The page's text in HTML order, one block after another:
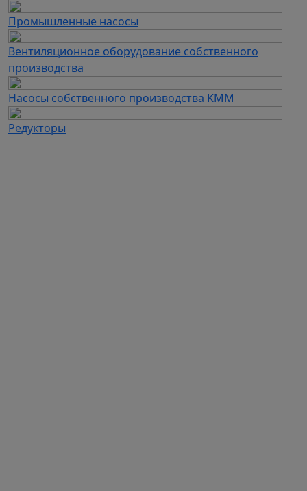
Промышленные насосы
Вентиляционное оборудование собственного
производства
Насосы собственного производства KMM
Редукторы